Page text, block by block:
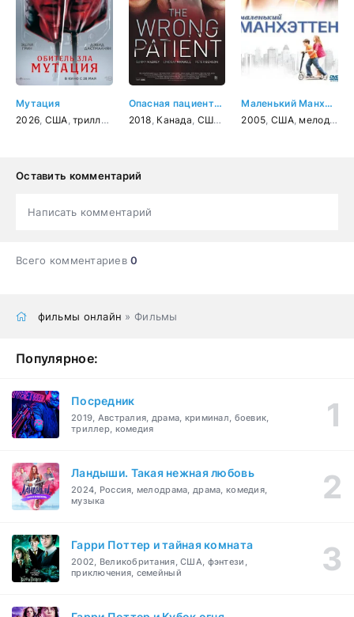
Мутация
2026 США ,триллер фантастика
Опасная пациентка
2018 Канада США , триллер
Маленький Манхэттен
2005 США, мелодрама
Оставить комментарий
Написать комментарий
Всего комментариев0
фильмы онлайн » Фильмы
Популярное:
Посредник
2019, Австралия, драма, криминал, боевик,
триллер, комедия
Ландыши. Такая нежная любовь
2024, Россия, мелодрама, драма, комедия,
музыка
Гарри Поттер и тайная комната
2002, Великобритания, США, фэнтези,
приключения, семейный